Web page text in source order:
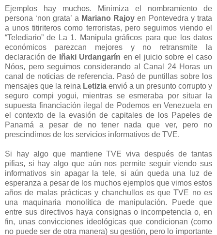
Ejemplos hay muchos. Minimiza el nombramiento de
persona ‘non grata’ a Mariano Rajoy en Pontevedra y trata
a unos titiriteros como terroristas, pero seguimos viendo el
“Telediario” de La 1. Manipula gráficos para que los datos
económicos parezcan mejores y no retransmite la
declaración de
Iñaki Urdangarín en el juicio sobre el caso
Nóos, pero seguimos considerando al Canal 24 Horas un
canal de noticias de referencia. Pasó de puntillas sobre los
mensajes que la reina Letizia envió a un presunto corrupto y
seguro compi yogui, mientras se esmeraba por situar la
supuesta financiación ilegal de Podemos en Venezuela en
el contexto de la evasión de capitales de los Papeles de
Panamá a pesar de no tener nada que ver, pero no
prescindimos de los servicios informativos de TVE.
Si hay algo que mantiene TVE viva después de tantas
pifias, si hay algo que aún nos permite seguir viendo sus
informativos sin apagar la tele, si aún queda una luz de
esperanza a pesar de los muchos ejemplos que vimos estos
años de malas prácticas y chanchullos es que TVE no es
una maquinaria monolítica de manipulación. Puede que
entre sus directivos haya consignas o incompetencia o, en
fin, unas convicciones ideológicas que condicionan (como
no puede ser de otra manera) su gestión, pero lo importante